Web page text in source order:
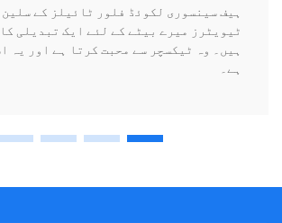
ہیف سینسوری لکوئڈ فلور ٹائیلز کے
ٹیویٹرز میرے بیٹے کے لئے ایک تبدیلی
ہیں۔ وہ ٹیکسچر سے محبت کرتا ہے اور یہ
ہے۔